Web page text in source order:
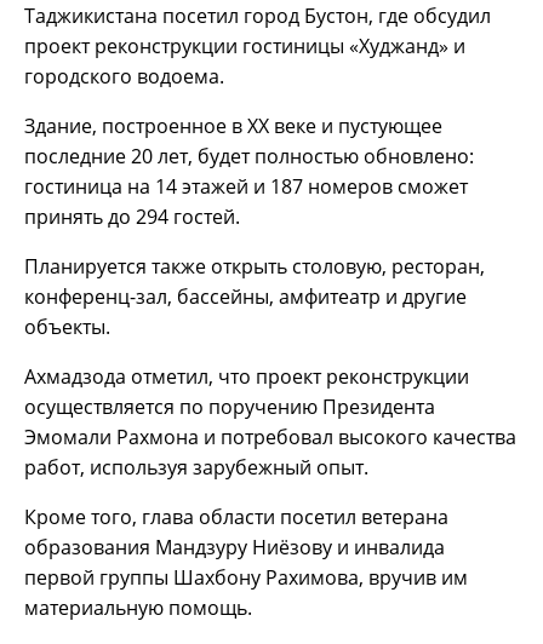
Таджикистана посетил город Бустон, где обсудил
проект реконструкции гостиницы «Худжанд» и
городского водоема.
Здание, построенное в XX веке и пустующее
последние 20 лет, будет полностью обновлено:
гостиница на 14 этажей и 187 номеров сможет
принять до 294 гостей.
Планируется также открыть столовую, ресторан,
конференц-зал, бассейны, амфитеатр и другие
объекты.
Ахмадзода отметил, что проект реконструкции
осуществляется по поручению Президента
Эмомали Рахмона и потребовал высокого качества
работ, используя зарубежный опыт.
Кроме того, глава области посетил ветерана
образования Мандзуру Ниёзову и инвалида
первой группы Шахбону Рахимова, вручив им
материальную помощь.